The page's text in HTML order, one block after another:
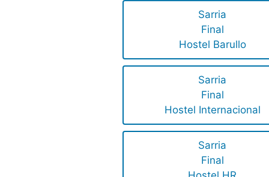
Sarria
Final
Hostel Barullo
Sarria
Final
Hostel Internacional
Sarria
Final